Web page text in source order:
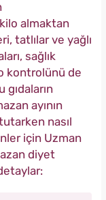
almaktan
tatlılar ve yağlı
sağlık
kontrolünü de
ayının
nasıl
için Uzman
diyet